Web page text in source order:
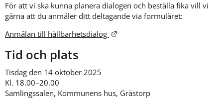
För att vi ska kunna planera dialogen och beställa fika vill vi
gärna att du anmäler ditt deltagande via formuläret:
Anmälan till hållbarhetsdialog
Länk till annan webbplats.
Tid och plats
Tisdag den 14 oktober 2025
Kl. 18.00–20.00
Samlingssalen, Kommunens hus, Grästorp